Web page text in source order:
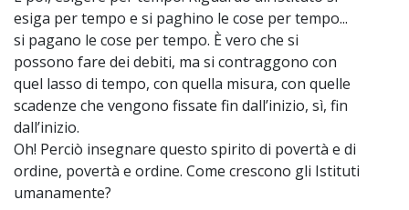
esiga per tempo e si paghino le cose per tempo...
si pagano le cose per tempo. È vero che si
possono fare dei debiti, ma si contraggono con
quel lasso di tempo, con quella misura, con quelle
scadenze che vengono fissate fin dall’inizio, sì, fin
dall’inizio.
Oh! Perciò insegnare questo spirito di povertà e di
ordine, povertà e ordine. Come crescono gli Istituti
umanamente?